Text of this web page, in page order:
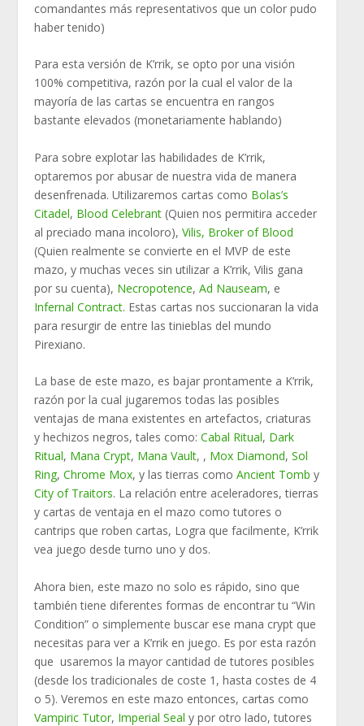
comandantes más representativos que un color pudo
haber tenido)
Para esta versión de K’rrik, se opto por una visión
100% competitiva, razón por la cual el valor de la
mayoría de las cartas se encuentra en rangos
bastante elevados (monetariamente hablando)
Para sobre explotar las habilidades de K’rrik,
optaremos por abusar de nuestra vida de manera
desenfrenada. Utilizaremos cartas como Bolas’s
Citadel, Blood Celebrant (Quien nos permitira acceder
al preciado mana incoloro),Vilis, Broker of Blood
(Quien realmente se convierte en el MVP de este
mazo, y muchas veces sin utilizar a K’rrik, Vilis gana
por su cuenta), Necropotence,Ad Nauseam, e
Infernal Contract. Estas cartas nos succionaran la vida
para resurgir de entre las tinieblas del mundo
Pirexiano.
La base de este mazo, es bajar prontamente a K’rrik,
razón por la cual jugaremos todas las posibles
ventajas de mana existentes en artefactos, criaturas
y hechizos negros, tales como:Cabal Ritual, Dark
Ritual, Mana Crypt, Mana Vault, , Mox Diamond,Sol
Ring,Chrome Mox, y las tierras comoAncient Tomb y
City of Traitors. La relación entre aceleradores, tierras
y cartas de ventaja en el mazo como tutores o
cantrips que roben cartas, Logra que facilmente, K’rrik
vea juego desde turno uno y dos.
Ahora bien, este mazo no solo es rápido, sino que
también tiene diferentes formas de encontrar tu “Win
Condition” o simplemente buscar ese mana crypt que
necesitas para ver a K’rrik en juego. Es por esta razón
que usaremos la mayor cantidad de tutores posibles
(desde los tradicionales de coste 1, hasta costes de 4
o 5). Veremos en este mazo entonces, cartas como
Vampiric Tutor, Imperial Seal y por otro lado, tutores